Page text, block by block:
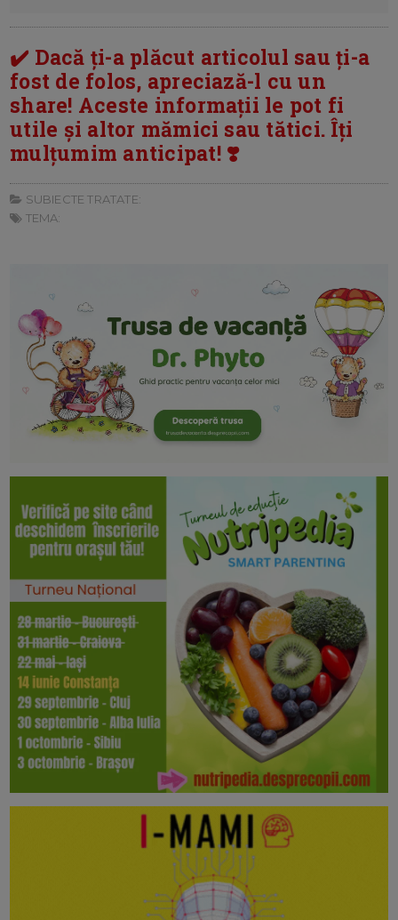
✔️ Dacă ți-a plăcut articolul sau ți-a
fost de folos, apreciază-l cu un
share! Aceste informații le pot fi
utile și altor mămici sau tătici. Îți
mulțumim anticipat! ❣️
SUBIECTE TRATATE:
TEMA: